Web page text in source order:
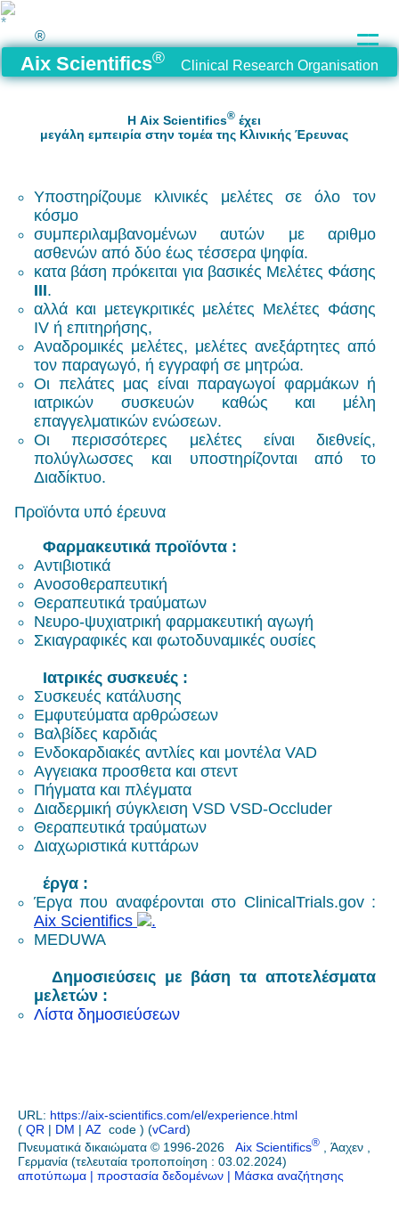
®
Aix Scientifics® Clinical Research Organisation
Η Aix Scientifics® έχει
μεγάλη εμπειρία στην τομέα της Κλινικής Έρευνας
Υποστηρίζουμε κλινικές μελέτες σε όλο τον
κόσμο
συμπεριλαμβανομένων αυτών με αριθμο
ασθενών από δύο έως τέσσερα ψηφία.
κατα βάση πρόκειται για βασικές Μελέτες Φάσης
ΙΙΙ.
αλλά και μετεγκριτικές μελέτες Μελέτες Φάσης
ΙV ή επιτηρήσης,
Αναδρομικές μελέτες, μελέτες ανεξάρτητες από
τον παραγωγό, ή εγγραφή σε μητρώα.
Οι πελάτες μας είναι παραγωγοί φαρμάκων ή
ιατρικών συσκευών καθώς και μέλη
επαγγελματικών ενώσεων.
Οι περισσότερες μελέτες είναι διεθνείς,
πολύγλωσσες και υποστηρίζονται από το
Διαδίκτυο.
Προϊόντα υπό έρευνα
Φαρμακευτικά προϊόντα :
Αντιβιοτικά
Ανοσοθεραπευτική
Θεραπευτικά τραύματων
Νευρο-ψυχιατρική φαρμακευτική αγωγή
Σκιαγραφικές και φωτοδυναμικές ουσίες
Ιατρικές συσκευές :
Συσκευές κατάλυσης
Εμφυτεύματα αρθρώσεων
Βαλβίδες καρδιάς
Ενδοκαρδιακές αντλίες και μοντέλαVAD
Αγγειακα προσθετα και στεντ
Πήγματα και πλέγματα
Διαδερμική σύγκλειση VSDVSD-Occluder
Θεραπευτικά τραύματων
Διαχωριστικά κυττάρων
έργα :
Έργα που αναφέρονται στο ClinicalTrials.gov :
Aix Scientifics
MEDUWA
Δημοσιεύσεις με βάση τα αποτελέσματα
μελετών :
Λίστα δημοσιεύσεων
URL: https://aix-scientifics.com/el/experience.html
( QR | DM | AZ code ) (vCard)
Πνευματικά δικαιώματα © 1996-2026 Aix Scientifics®
, Άαχεν ,
Γερμανία (τελευταία τροποποίηση : 03.02.2024)
αποτύπωμα | προστασία δεδομένων | Μάσκα αναζήτησης